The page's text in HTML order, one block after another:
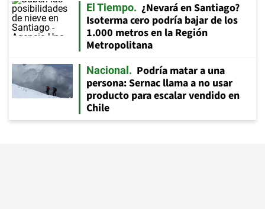
El Tiempo
¿Nevará en Santiago?
Isoterma cero podría bajar de los
1.000 metros en la Región
Metropolitana
Nacional
Podría matar a una
persona: Sernac llama a no usar
producto para escalar vendido en
Chile